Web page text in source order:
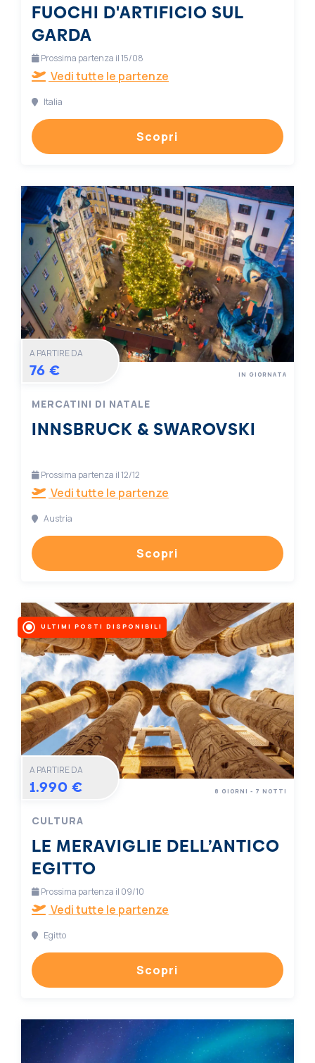
FUOCHI D'ARTIFICIO SUL
GARDA
Prossima partenza il 15/08
Vedi tutte le partenze
Italia
Scopri
A PARTIRE DA
76 €
MERCATINI DI NATALE
INNSBRUCK & SWAROVSKI
IN GIORNATA
Prossima partenza il 12/12
Vedi tutte le partenze
Austria
Scopri
ULTIMI POSTI DISPONIBILI
A PARTIRE DA
1.990 €
CULTURA
LE MERAVIGLIE DELL’ANTICO
EGITTO
8 GIORNI - 7 NOTTI
Prossima partenza il 09/10
Vedi tutte le partenze
Egitto
Scopri